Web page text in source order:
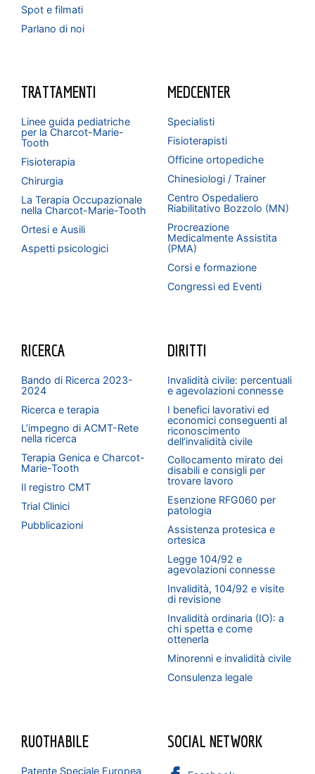
Spot e filmati
Parlano di noi
TRATTAMENTI
Linee guida pediatriche
per la Charcot-Marie-
Tooth
Fisioterapia
Chirurgia
La Terapia Occupazionale
nella Charcot-Marie-Tooth
Ortesi e Ausili
Aspetti psicologici
MEDCENTER
Specialisti
Fisioterapisti
Officine ortopediche
Chinesiologi / Trainer
Centro Ospedaliero
Riabilitativo Bozzolo (MN)
Procreazione
Medicalmente Assistita
(PMA)
Corsi e formazione
Congressi ed Eventi
RICERCA
Bando di Ricerca 2023-
2024
Ricerca e terapia
L’impegno di ACMT-Rete
nella ricerca
Terapia Genica e Charcot-
Marie-Tooth
Il registro CMT
Trial Clinici
Pubblicazioni
DIRITTI
Invalidità civile: percentuali
e agevolazioni connesse
I benefici lavorativi ed
economici conseguenti al
riconoscimento
dell’invalidità civile
Collocamento mirato dei
disabili e consigli per
trovare lavoro
Esenzione RFG060 per
patologia
Assistenza protesica e
ortesica
Legge 104/92 e
agevolazioni connesse
Invalidità, 104/92 e visite
di revisione
Invalidità ordinaria (IO): a
chi spetta e come
ottenerla
Minorenni e invalidità civile
Consulenza legale
RUOTHABILE
Patente Speciale Europea
SOCIAL NETWORK